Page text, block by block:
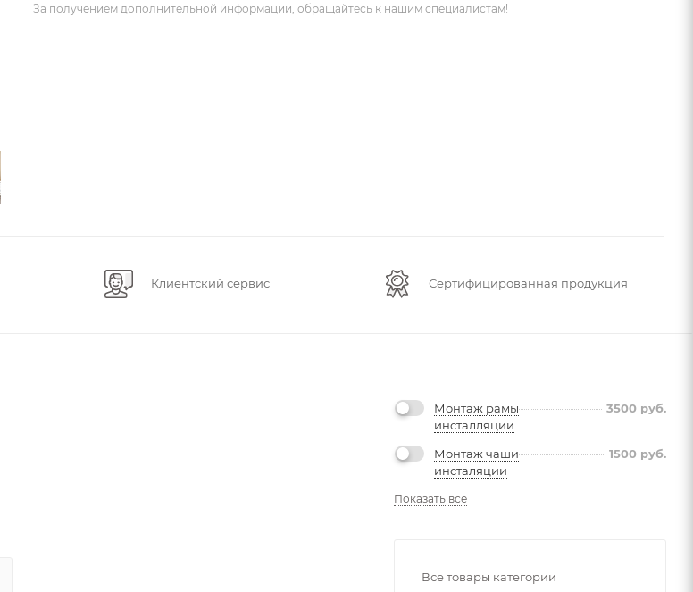
За получением дополнительной информации, обращайтесь к нашим специалистам!
Клиентский сервис Сертифицированная продукция
Монтаж рамы
инсталляции
3500 руб.
Монтаж чаши
инсталяции
1500 руб.
Показать все
Все товары категории